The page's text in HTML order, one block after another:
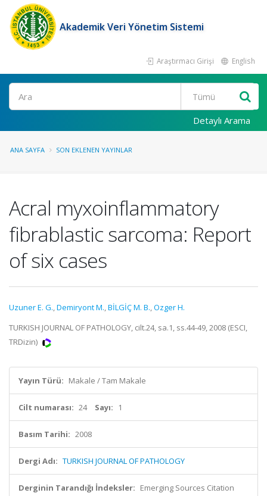
Akademik Veri Yönetim Sistemi
Araştırmacı Girişi English
Ara
Detaylı Arama
ANA SAYFA SON EKLENEN YAYINLAR
Acral myxoinflammatory
fibrablastic sarcoma: Report
of six cases
Uzuner E. G.,Demiryont M.,BİLGİÇ M. B.,Ozger H.
TURKISH JOURNAL OF PATHOLOGY, cilt.24, sa.1, ss.44-49, 2008 (ESCI,
TRDizin)
Yayın Türü: Makale / Tam Makale
Cilt numarası: 24 Sayı: 1
Basım Tarihi: 2008
Dergi Adı: TURKISH JOURNAL OF PATHOLOGY
Derginin Tarandığı İndeksler: Emerging Sources Citation